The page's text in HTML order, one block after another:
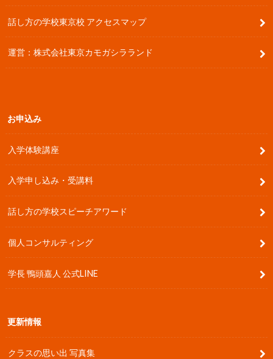
話し方の学校東京校 アクセスマップ
運営：株式会社東京カモガシラランド
お申込み
入学体験講座
入学申し込み・受講料
話し方の学校スピーチアワード
個人コンサルティング
学長 鴨頭嘉人 公式LINE
更新情報
クラスの思い出 写真集